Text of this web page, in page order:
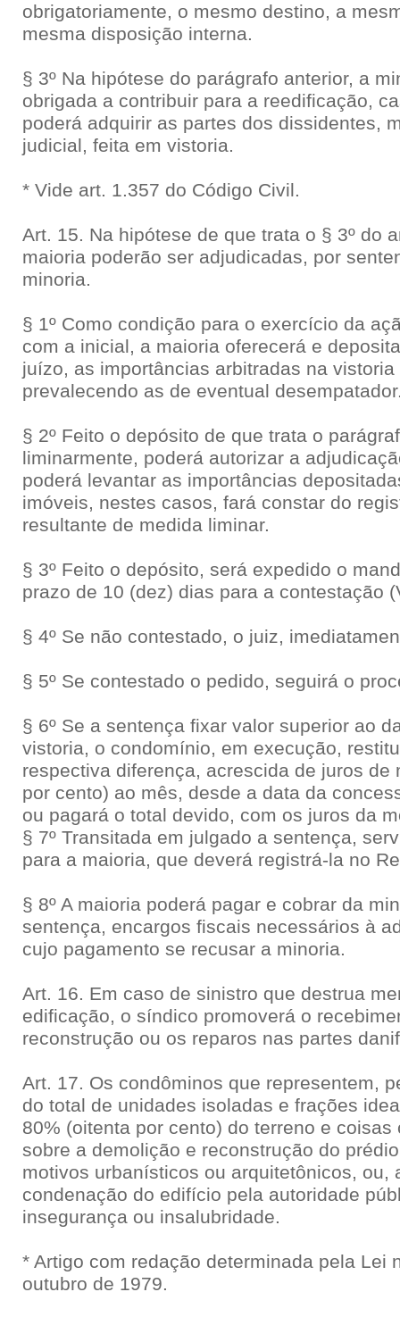
obrigatoriamente, o mesmo destino, a
mesma disposição interna.
§ 3º Na hipótese do parágrafo anterior, a
obrigada a contribuir para a reedificação,
poderá adquirir as partes dos dissidentes,
judicial, feita em vistoria.
* Vide art. 1.357 do Código Civil.
Art. 15. Na hipótese de que trata o § 3º do
maioria poderão ser adjudicadas, por
minoria.
§ 1º Como condição para o exercício da
com a inicial, a maioria oferecerá e
juízo, as importâncias arbitradas na
prevalecendo as de eventual
§ 2º Feito o depósito de que trata o
liminarmente, poderá autorizar a
poderá levantar as importâncias
imóveis, nestes casos, fará constar do
resultante de medida liminar.
§ 3º Feito o depósito, será expedido o
prazo de 10 (dez) dias para a contestação
§ 4º Se não contestado, o juiz,
§ 5º Se contestado o pedido, seguirá o
§ 6º Se a sentença fixar valor superior ao
vistoria, o condomínio, em execução,
respectiva diferença, acrescida de juros de
por cento) ao mês, desde a data da
ou pagará o total devido, com os juros da
§ 7º Transitada em julgado a sentença,
para a maioria, que deverá registrá-la no
§ 8º A maioria poderá pagar e cobrar da
sentença, encargos fiscais necessários à
cujo pagamento se recusar a minoria.
Art. 16. Em caso de sinistro que destrua
edificação, o síndico promoverá o
reconstrução ou os reparos nas partes
Art. 17. Os condôminos que representem,
do total de unidades isoladas e frações
80% (oitenta por cento) do terreno e
sobre a demolição e reconstrução do
motivos urbanísticos ou arquitetônicos, ou,
condenação do edifício pela autoridade
insegurança ou insalubridade.
* Artigo com redação determinada pela Lei
outubro de 1979.